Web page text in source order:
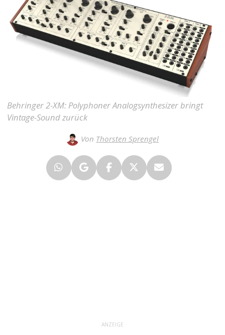
Behringer 2-XM: Polyphoner Analogsynthesizer bringt
Vintage-Sound zurück
Von Thorsten Sprengel
ANZEIGE